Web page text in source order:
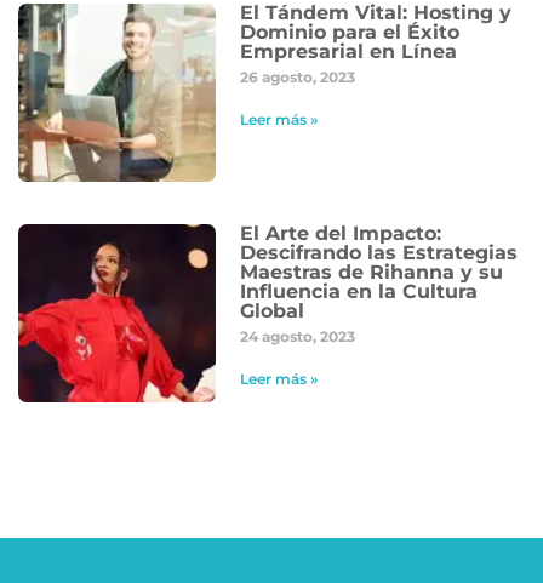
El Tándem Vital: Hosting y
Dominio para el Éxito
Empresarial en Línea
26 agosto, 2023
Leer más »
El Arte del Impacto:
Descifrando las Estrategias
Maestras de Rihanna y su
Influencia en la Cultura
Global
24 agosto, 2023
Leer más »